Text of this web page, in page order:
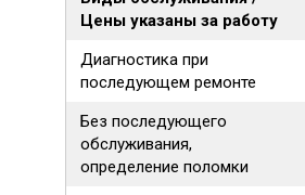
Цены указаны за работу
Диагностика при
последующем ремонте
Без последующего
обслуживания,
определение поломки